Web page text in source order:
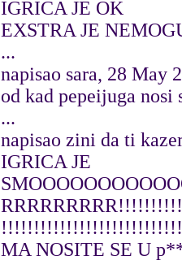
IGRICA JE OK
EXSTRA JE
...
napisao sara, 28 May
od kad pepeijuga
...
napisao zini da ti
IGRICA JE
MA NOSITE SE U